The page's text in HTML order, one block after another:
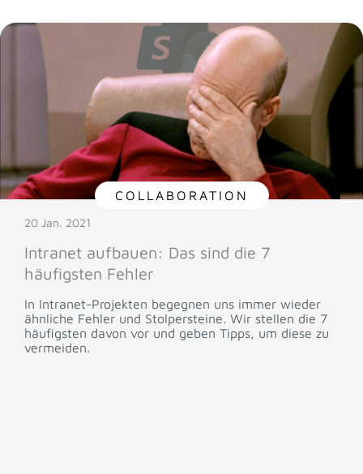
COLLABORATION
20 Jan. 2021
Intranet aufbauen: Das sind die 7
häufigsten Fehler
In Intranet-Projekten begegnen uns immer wieder
ähnliche Fehler und Stolpersteine. Wir stellen die 7
häufigsten davon vor und geben Tipps, um diese zu
vermeiden.